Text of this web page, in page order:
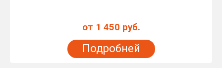
от 1 450 руб.
Подробней